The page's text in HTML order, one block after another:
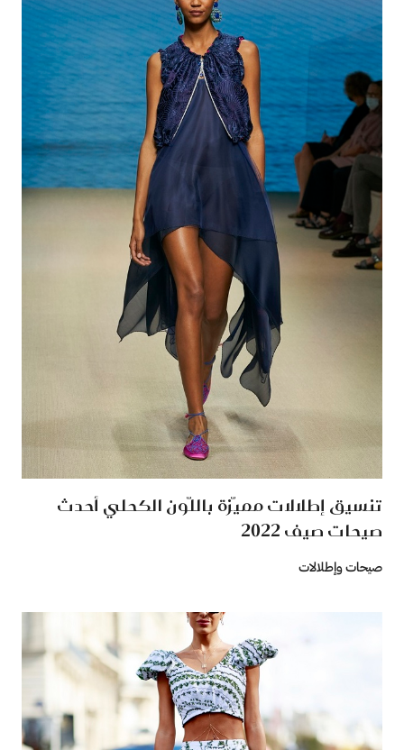
تنسيق إطلالات مميّزة باللّون الكحلي أحدث
صيحات صيف 2022
صيحات وإطلالات